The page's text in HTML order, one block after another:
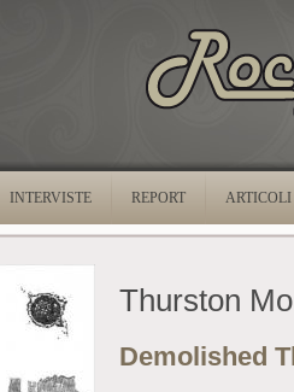
INTERVISTE REPORT ARTICOLI
Thurston
Demolished